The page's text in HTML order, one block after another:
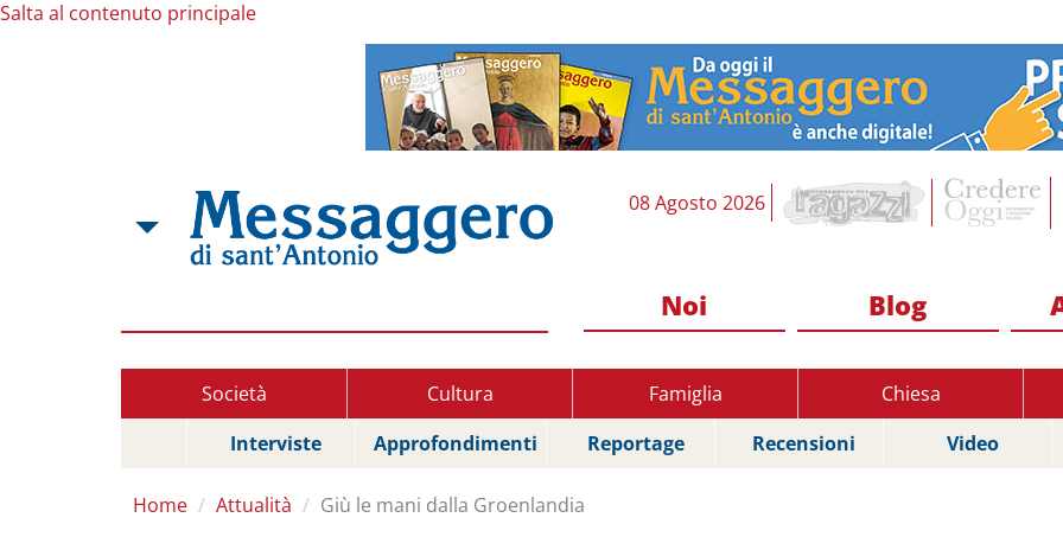
Salta al contenuto principale
08 Agosto 2026
Noi Blog
Società Cultura Famiglia
Chiesa
Interviste
Approfondimenti Reportage Recensioni Video
Home Attualità Giù le mani dalla Groenlandia